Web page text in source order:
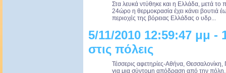
Στα λευκά ντύθηκε και η Ελλάδα, μετά το
24ώρο η θερμοκρασία έχει κάνει βουτιά
περιοχές της βόρειας Ελλάδας ο υδρ...
5/11/2010 12:59:47 μμ -
στις πόλεις
Τέσσερις αφετηρίες-Αθήνα, Θεσσαλονίκη,
για μια σύντομη απόδραση από την πόλη.